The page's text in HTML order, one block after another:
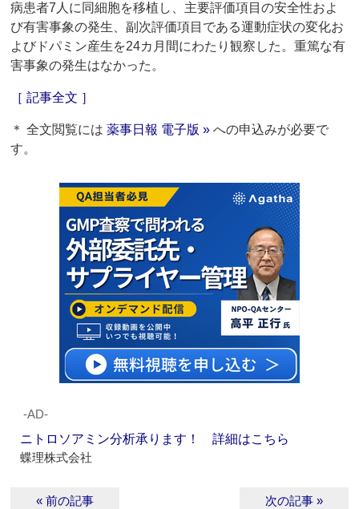
病患者7人に同細胞を移植し、主要評価項目の安全性およ
び有害事象の発生、副次評価項目である運動症状の変化お
よびドパミン産生を24カ月間にわたり観察した。重篤な有
害事象の発生はなかった。
［ 記事全文 ］
＊ 全文閲覧には薬事日報 電子版 » への申込みが必要で
す。
‐AD‐
ニトロソアミン分析承ります！ 詳細はこちら
蝶理株式会社
« 前の記事 次の記事 »